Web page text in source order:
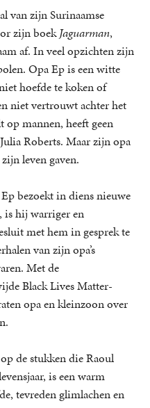
van zijn Surinaamse
zijn boekJaguarman,
af. In veel opzichten zijn
Opa Ep is een witte
hoefde te koken of
niet vertrouwt achter het
op mannen, heeft geen
Roberts. Maar zijn opa
leven gaven.
bezoekt in diens nieuwe
is hij warriger en
met hem in gesprek te
van zijn opa’s
Met de
Black Lives Matter-
opa en kleinzoon over
de stukken die Raoul
is een warm
tevreden glimlachen en